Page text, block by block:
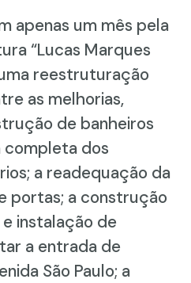
apenas um mês pela
“Lucas Marques
reestruturação
as melhorias,
de banheiros
completa dos
a readequação da
portas; a construção
instalação de
a entrada de
São Paulo; a